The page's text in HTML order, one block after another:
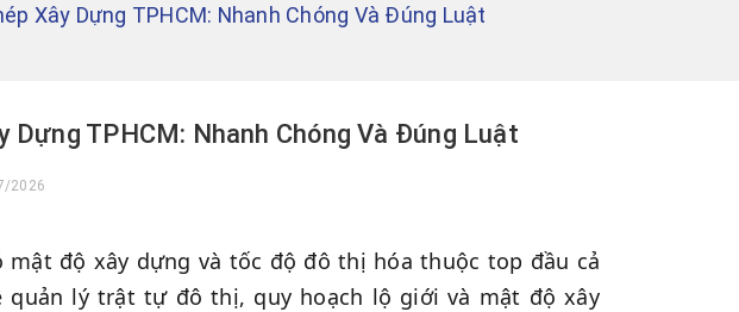
Xây Dựng TPHCM: Nhanh Chóng Và Đúng Luật
Dựng TPHCM: Nhanh Chóng Và Đúng Luật
2026
mật độ xây dựng và tốc độ đô thị hóa thuộc top đầu cả
quản lý trật tự đô thị, quy hoạch lộ giới và mật độ xây